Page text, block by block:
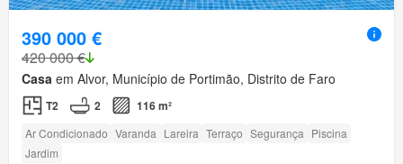
390 000 €
420 000 €
Casa em Alvor, Município de Portimão, Distrito de Faro
T2 2 116 m²
Ar Condicionado Varanda Lareira Terraço Segurança Piscina
Jardim